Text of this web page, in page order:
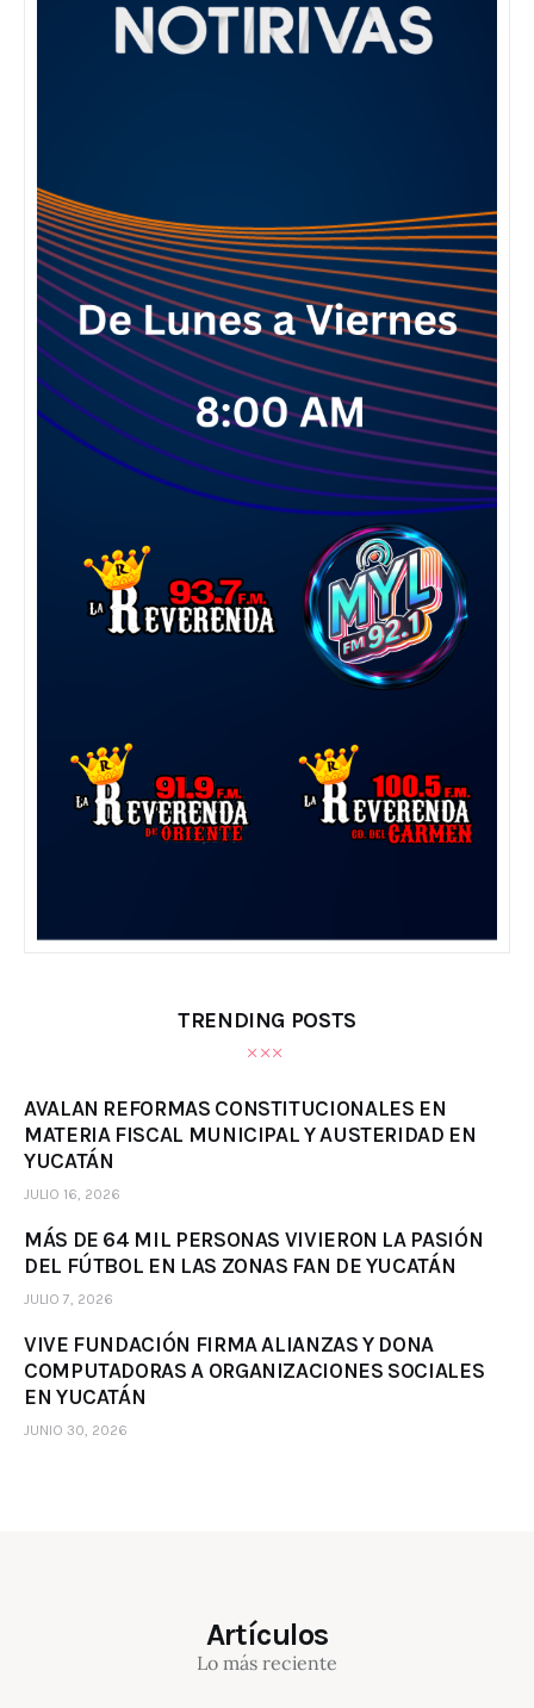
TRENDING POSTS
AVALAN REFORMAS CONSTITUCIONALES EN
MATERIA FISCAL MUNICIPAL Y AUSTERIDAD EN
YUCATÁN
JULIO 16, 2026
MÁS DE 64 MIL PERSONAS VIVIERON LA PASIÓN
DEL FÚTBOL EN LAS ZONAS FAN DE YUCATÁN
JULIO 7, 2026
VIVE FUNDACIÓN FIRMA ALIANZAS Y DONA
COMPUTADORAS A ORGANIZACIONES SOCIALES
EN YUCATÁN
JUNIO 30, 2026
Artículos
Lo más reciente